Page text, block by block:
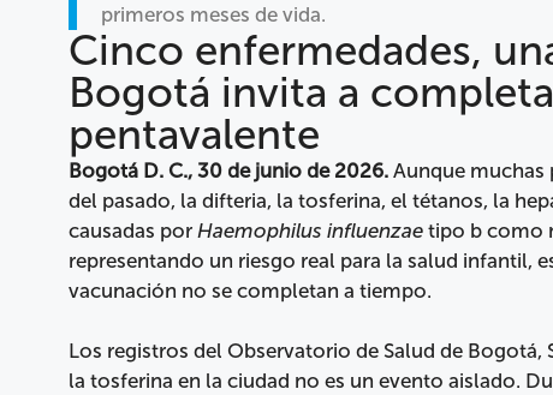
primeros meses de vida.
Cinco enfermedades,
Bogotá invita a
pentavalente
Bogotá D. C., 30 de junio de 2026. Aunque muchas
del pasado, la difteria, la tosferina, el tétanos, la
causadas por Haemophilus influenzae tipo b como
representando un riesgo real para la salud infantil,
vacunación no se completan a tiempo.
Los registros del Observatorio de Salud de
la tosferina en la ciudad no es un evento aislado.